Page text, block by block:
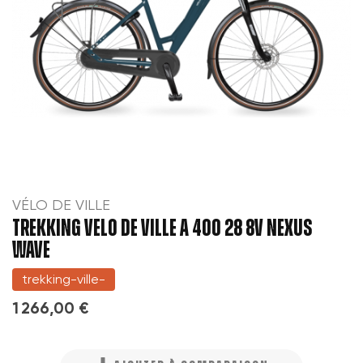
VÉLO DE VILLE
TREKKING VELO DE VILLE A 400 28 8V NEXUS
WAVE
trekking-ville-
1 266,00 €